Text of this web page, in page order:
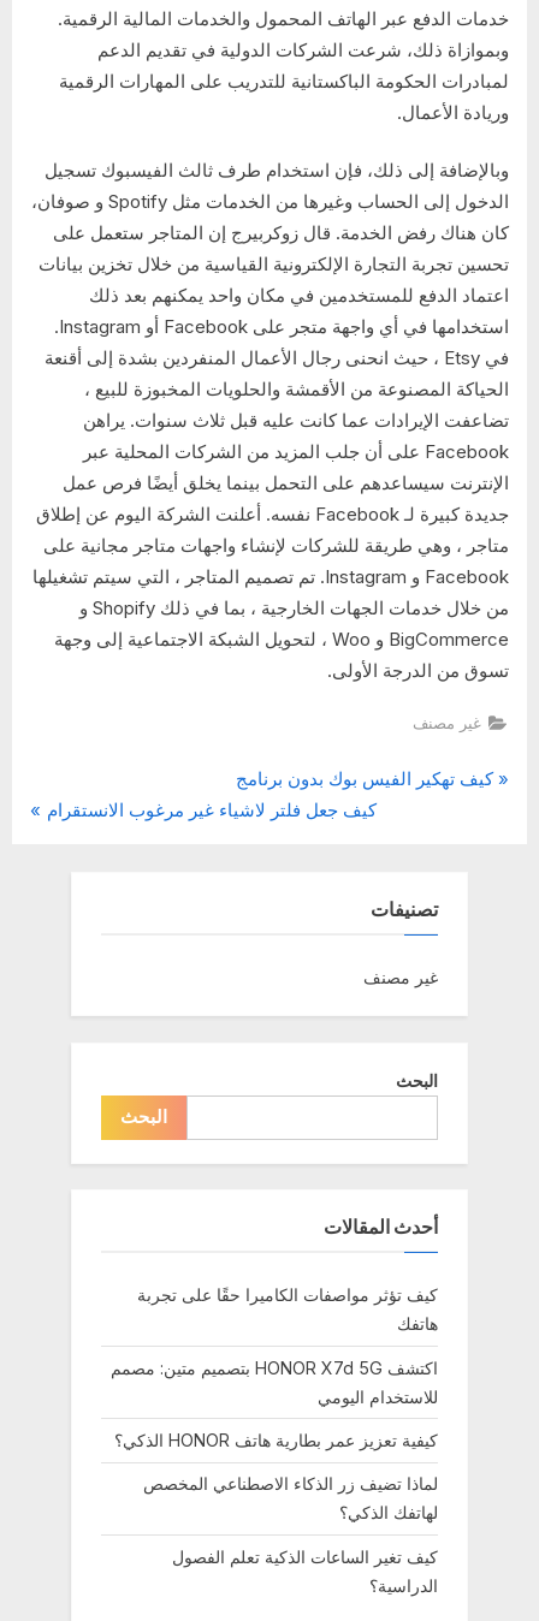
خدمات الدفع عبر الهاتف المحمول والخدمات المالية الرقمية.
وبموازاة ذلك، شرعت الشركات الدولية في تقديم الدعم
لمبادرات الحكومة الباكستانية للتدريب على المهارات الرقمية
وريادة الأعمال.
وبالإضافة إلى ذلك، فإن استخدام طرف ثالث الفيسبوك تسجيل
الدخول إلى الحساب وغيرها من الخدمات مثل Spotify و صوفان،
كان هناك رفض الخدمة. قال زوكربيرج إن المتاجر ستعمل على
تحسين تجربة التجارة الإلكترونية القياسية من خلال تخزين بيانات
اعتماد الدفع للمستخدمين في مكان واحد يمكنهم بعد ذلك
استخدامها في أي واجهة متجر على Facebook أو Instagram.
في Etsy ، حيث انحنى رجال الأعمال المنفردين بشدة إلى أقنعة
الحياكة المصنوعة من الأقمشة والحلويات المخبوزة للبيع ،
تضاعفت الإيرادات عما كانت عليه قبل ثلاث سنوات. يراهن
Facebook على أن جلب المزيد من الشركات المحلية عبر
الإنترنت سيساعدهم على التحمل بينما يخلق أيضًا فرص عمل
جديدة كبيرة لـ Facebook نفسه. أعلنت الشركة اليوم عن إطلاق
متاجر ، وهي طريقة للشركات لإنشاء واجهات متاجر مجانية على
Facebook و Instagram. تم تصميم المتاجر ، التي سيتم تشغيلها
من خلال خدمات الجهات الخارجية ، بما في ذلك Shopify و
BigCommerce و Woo ، لتحويل الشبكة الاجتماعية إلى وجهة
تسوق من الدرجة الأولى.
غير مصنف
تصفّح
P
كيف تهكير الفيس بوك بدون برنامج
N
t
كيف جعل فلتر لاشياء غير مرغوب الانستقرام
تصنيفات
غير مصنف
البحث
البحث
أحدث المقالات
كيف تؤثر مواصفات الكاميرا حقًا على تجربة
هاتفك
اكتشف HONOR X7d 5G بتصميم متين: مصمم
للاستخدام اليومي
كيفية تعزيز عمر بطارية هاتف HONOR الذكي؟
لماذا تضيف زر الذكاء الاصطناعي المخصص
لهاتفك الذكي؟
كيف تغير الساعات الذكية تعلم الفصول
الدراسية؟